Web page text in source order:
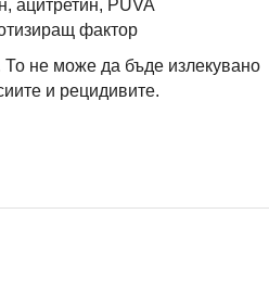
ацитретин, PUVA
фактор
То не може да бъде излекувано
и рецидивите.